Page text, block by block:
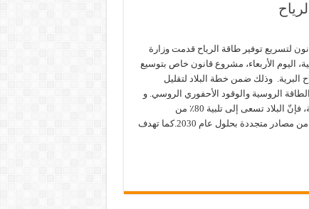
لتسريع توفير طاقة الرياح قدمت وزارة
اليوم الأربعاء، مشروع قانون خاص بتوسيع
البرية. وذلك ضمن خطة البلاد لتقليل
الروسية والوقود الأحفوري الروسي. و
ووفقاً للحكومة الألمانية، فإنّ البلاد تسعى إلى تلبية 80٪ من
احتياجاتها من الكهرباء من مصادر متجددة بحلول عام 2030.كما تهدف